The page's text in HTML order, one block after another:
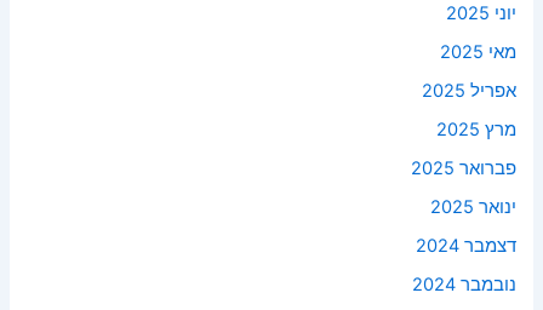
יוני 2025
מאי 2025
אפריל 2025
מרץ 2025
פברואר 2025
ינואר 2025
דצמבר 2024
נובמבר 2024